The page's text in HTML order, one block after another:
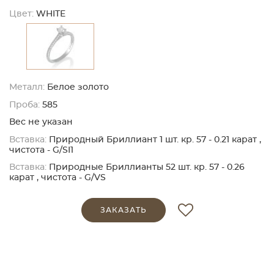
Цвет: WHITE
Металл: Белое золото
Проба: 585
Вес не указан
Вставка: Природный Бриллиант 1 шт. кр. 57 - 0.21 карат ,
чистота - G/SI1
Вставка: Природные Бриллианты 52 шт. кр. 57 - 0.26
карат , чистота - G/VS
ЗАКАЗАТЬ